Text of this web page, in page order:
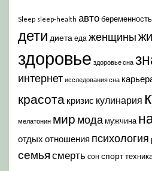
Sleep sleep-health автобеременность
дети диета еда женщины
здоровье здоровье сна
интернет исследования сна
красота кризис кулинария
мелатонин мир модамужчина
отдых отношения психология
семья смерть сон спорт